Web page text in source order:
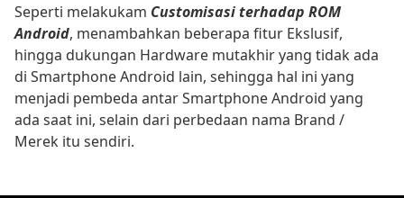
Seperti melakukam Customisasi terhadap ROM
Android, menambahkan beberapa fitur Ekslusif,
hingga dukungan Hardware mutakhir yang tidak ada
di Smartphone Android lain, sehingga hal ini yang
menjadi pembeda antar Smartphone Android yang
ada saat ini, selain dari perbedaan nama Brand /
Merek itu sendiri.